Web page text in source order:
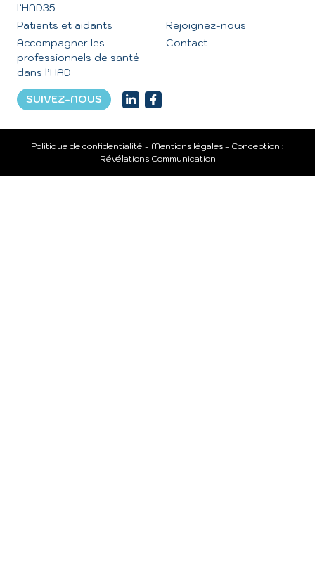
l’HAD35
Patients et aidants
Rejoignez-nous
Accompagner les
professionnels de santé
dans l’HAD
Contact
SUIVEZ-NOUS
Politique de confidentialité - Mentions légales - Conception :
Révélations Communication